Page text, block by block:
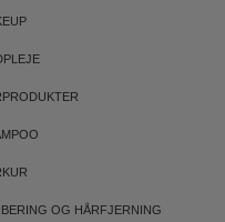
OG HÅRFJERNING